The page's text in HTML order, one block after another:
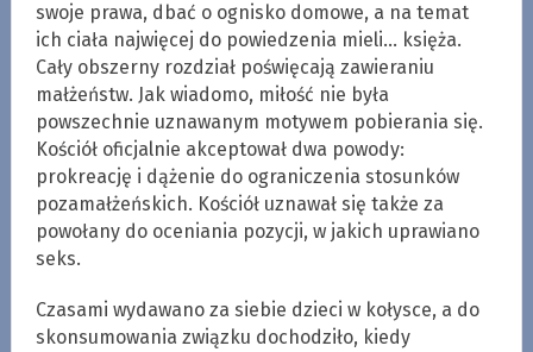
swoje prawa, dbać o ognisko domowe, a na temat
ich ciała najwięcej do powiedzenia mieli… księża.
Cały obszerny rozdział poświęcają zawieraniu
małżeństw. Jak wiadomo, miłość nie była
powszechnie uznawanym motywem pobierania się.
Kościół oficjalnie akceptował dwa powody:
prokreację i dążenie do ograniczenia stosunków
pozamałżeńskich. Kościół uznawał się także za
powołany do oceniania pozycji, w jakich uprawiano
seks.
Czasami wydawano za siebie dzieci w kołysce, a do
skonsumowania związku dochodziło, kiedy